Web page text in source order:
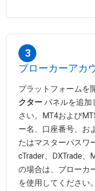
3
ブローカーアカ
プラットフォームを
クター パネルを追加
さい。MT4および
ー名、口座番号、お
たはマスターパスワ
cTrader、DXTrade、
の場合は、ブローカ
を使用してください